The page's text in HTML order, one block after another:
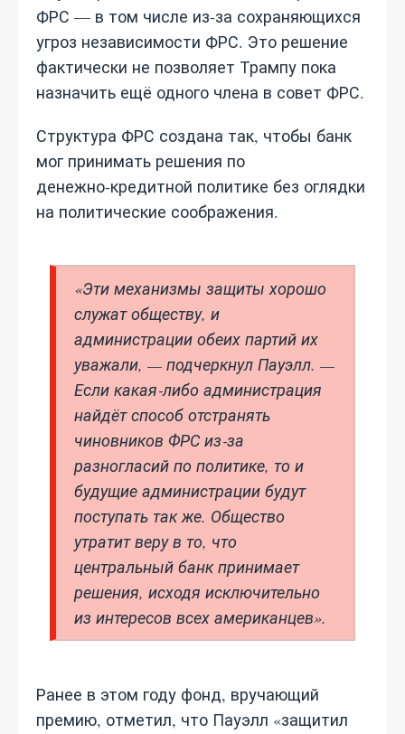
ФРС — в том числе из‑за сохраняющихся
угроз независимости ФРС. Это решение
фактически не позволяет Трампу пока
назначить ещё одного члена в совет ФРС.
Структура ФРС создана так, чтобы банк
мог принимать решения по
денежно‑кредитной политике без оглядки
на политические соображения.
«Эти механизмы защиты хорошо
служат обществу, и
администрации обеих партий их
уважали, — подчеркнул Пауэлл. —
Если какая‑либо администрация
найдёт способ отстранять
чиновников ФРС из‑за
разногласий по политике, то и
будущие администрации будут
поступать так же. Общество
утратит веру в то, что
центральный банк принимает
решения, исходя исключительно
из интересов всех американцев».
Ранее в этом году фонд, вручающий
премию, отметил, что Пауэлл «защитил